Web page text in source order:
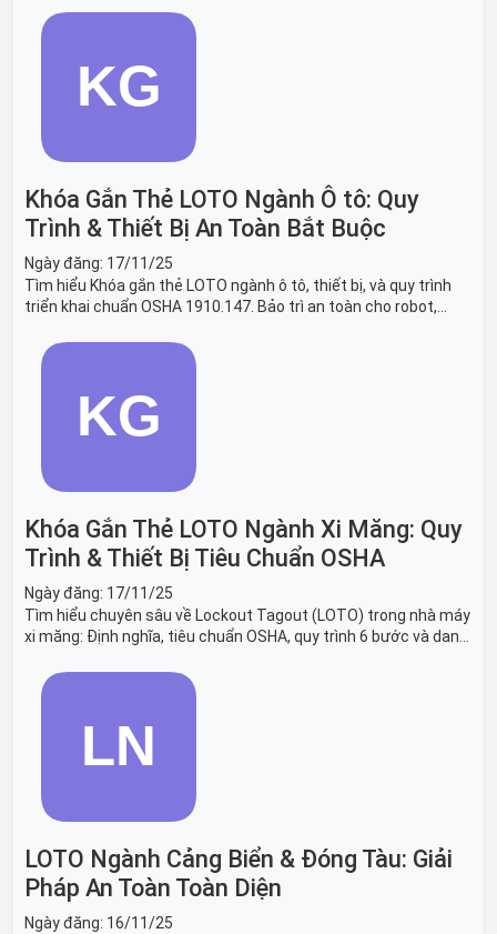
Khóa Gắn Thẻ LOTO Ngành Ô tô: Quy
Trình & Thiết Bị An Toàn Bắt Buộc
Ngày đăng: 17/11/25
Tìm hiểu Khóa gắn thẻ LOTO ngành ô tô, thiết bị, và quy trình
triển khai chuẩn OSHA 1910.147. Bảo trì an toàn cho robot,
Khóa Gắn Thẻ LOTO Ngành Xi Măng: Quy
Trình & Thiết Bị Tiêu Chuẩn OSHA
Ngày đăng: 17/11/25
Tìm hiểu chuyên sâu về Lockout Tagout (LOTO) trong nhà máy
xi măng: Định nghĩa, tiêu chuẩn OSHA, quy trình 6 bước và danh
nghiền an toàn.
LOTO Ngành Cảng Biển & Đóng Tàu: Giải
Pháp An Toàn Toàn Diện
Ngày đăng: 16/11/25